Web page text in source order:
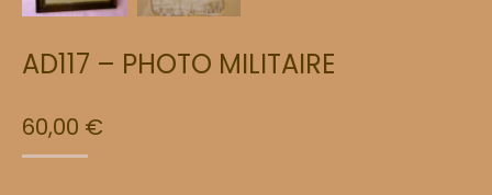
AD117 – PHOTO MILITAIRE
60,00 €